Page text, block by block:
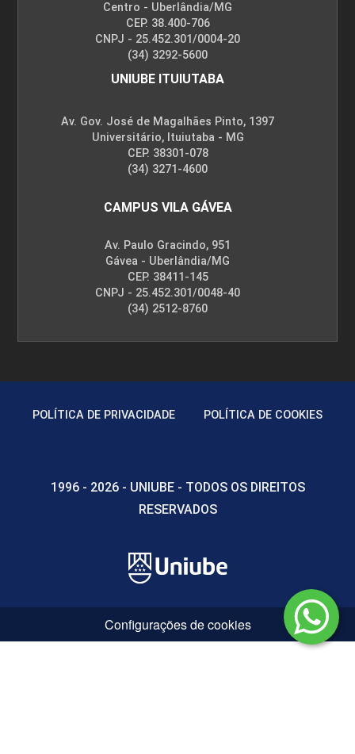
60
INSTALAÇÕES ELÉTRICAS PREDIAIS
60
MANIFESTAÇÕES PATOLÓGICAS EM
MATERIAIS DE CONSTRUÇÃO CIVIL
75
Centro - Uberlândia/MG
CEP. 38.400-706
CNPJ - 25.452.301/0004-20
(34) 3292-5600
UNIUBE ITUIUTABA
Av. Gov. José de Magalhães Pinto, 1397
Universitário, Ituiutaba - MG
CEP. 38301-078
(34) 3271-4600
CAMPUS VILA GÁVEA
Av. Paulo Gracindo, 951
Gávea - Uberlândia/MG
CEP. 38411-145
CNPJ - 25.452.301/0048-40
(34) 2512-8760
POLÍTICA DE PRIVACIDADE POLÍTICA DE COOKIES
1996 - 2026 - UNIUBE - TODOS OS DIREITOS
RESERVADOS
Configurações de cookies